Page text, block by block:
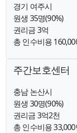
경기 여주시
원생 35명(90%)
권리금 3억
총 인수비용
주간보호센터
충남 논산시
원생 30명(90%)
권리금 3억2천
총 인수비용